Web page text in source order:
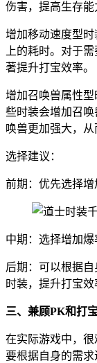
伤害，提高生存能
增加移动速度型
上的耗时。对于
著提升打宝效率。
增加召唤兽属性
些时装会增加召
唤兽更加强大，从
选择建议：
前期：优先选择增
中期：选择增加爆
后期：可以根据
时装，提升打宝效
三、兼顾PK和打
在实际游戏中，
要根据自身的需求